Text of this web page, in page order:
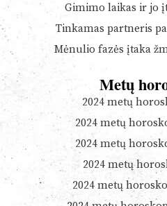
Gimimo laikas ir jo
Tinkamas partneris
Mėnulio fazės įtaka
Metų
2024 metų
2024 metų
2024 metų
2024 metų
2024 metų